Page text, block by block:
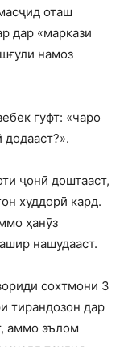
оташ
дар «маркази
намоз
гуфт: «чаро
ҷонӣ доштааст,
худдорӣ кард.
ҳанӯз
нашудааст.
сохтмони 3
тирандозон дар
аммо эълом